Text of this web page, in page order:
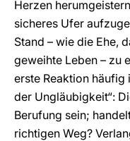
Herzen
sicheres Ufer
Stand – wie die Ehe,
geweihte Leben – zu
erste Reaktion häufig
der Ungläubigkeit“:
Berufung sein;
richtigen Weg?